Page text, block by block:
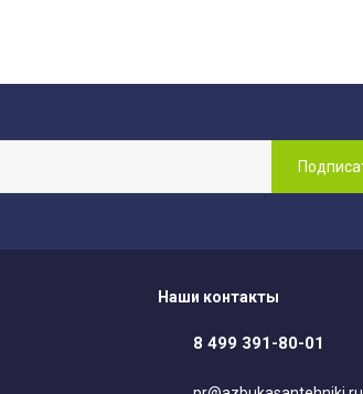
Наши контакты
8 499 391-80-01